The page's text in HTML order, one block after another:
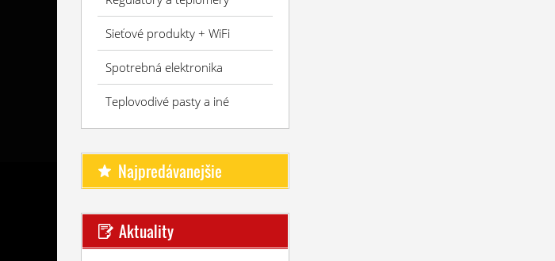
Sieťové produkty + WiFi
Spotrebná elektronika
Teplovodivé pasty a iné
Najpredávanejšie
Aktuality